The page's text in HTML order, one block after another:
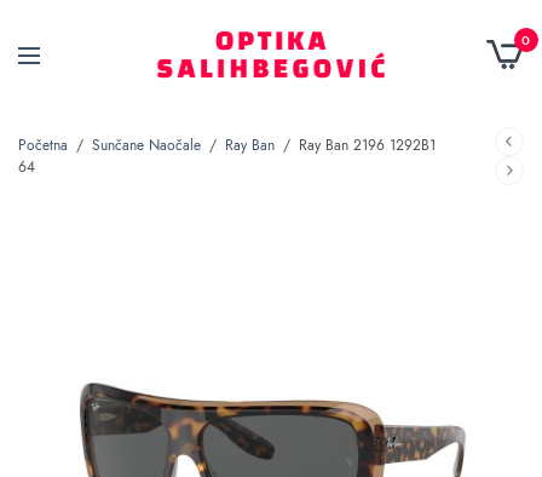
0
Početna / Sunčane Naočale / Ray Ban / Ray Ban 2196 1292B1
64